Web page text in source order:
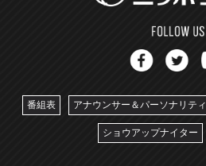
番組表 アナウンサー＆パーソナリテ
ショウアップナイター